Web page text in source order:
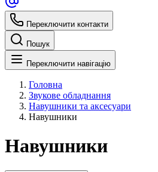
Переключити контакти
Пошук
Переключити навігацію
Головна
Звукове обладнання
Навушники та аксесуари
Навушники
Навушники